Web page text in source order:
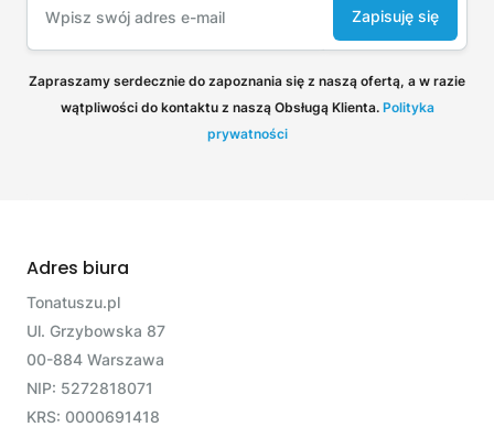
Zapisuję się
Zapraszamy serdecznie do zapoznania się z naszą ofertą, a w razie
wątpliwości do kontaktu z naszą Obsługą Klienta. Polityka
prywatności
Adres biura
Tonatuszu.pl
Ul. Grzybowska 87
00-884 Warszawa
NIP: 5272818071
KRS: 0000691418